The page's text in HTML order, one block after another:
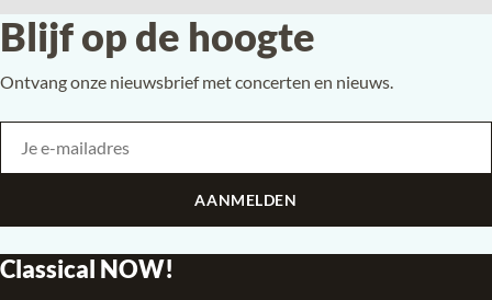
Blijf op de hoogte
Ontvang onze nieuwsbrief met concerten en nieuws.
AANMELDEN
Classical NOW!